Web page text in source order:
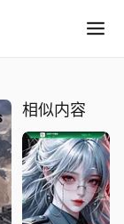
相似内容